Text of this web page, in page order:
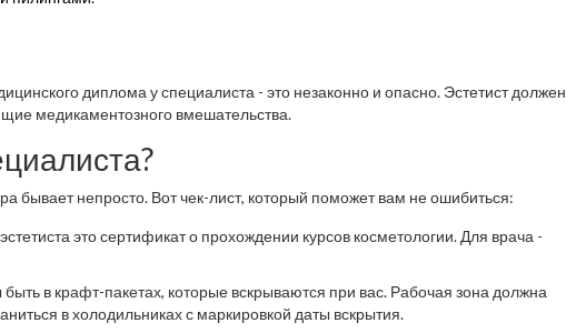
диплома у специалиста - это незаконно и опасно. Эстетист должен
медикаментозного вмешательства.
бывает непросто. Вот чек-лист, который поможет вам не ошибиться:
это сертификат о прохождении курсов косметологии. Для врача -
в крафт-пакетах, которые вскрываются при вас. Рабочая зона должна
в холодильниках с маркировкой даты вскрытия.